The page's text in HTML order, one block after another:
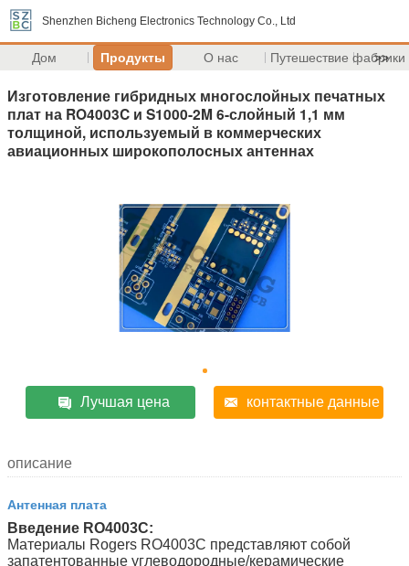
Shenzhen Bicheng Electronics Technology Co., Ltd
Дом Продукты О нас Путешествие фабрики
>>
Изготовление гибридных многослойных печатных
плат на RO4003C и S1000-2M 6-слойный 1,1 мм
толщиной, используемый в коммерческих
авиационных широкополосных антеннах
Лучшая цена контактные данные
описание
Антенная плата
Введение RO4003C:
Материалы Rogers RO4003C представляют собой
запатентованные углеводородные/керамические